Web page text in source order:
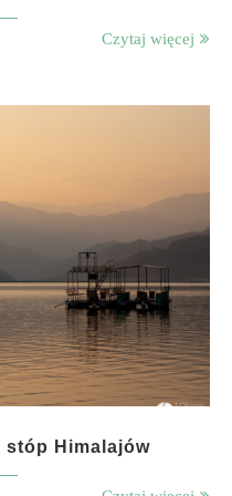
Czytaj więcej
stóp Himalajów